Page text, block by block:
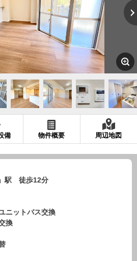
備 物件概要 周辺地図
駅 徒歩12分
ニットバス交換
換
ルは固くお断りします
成田支店 木更津支店
東京支店
成田支店 木更津支店
東京支店
会社案内